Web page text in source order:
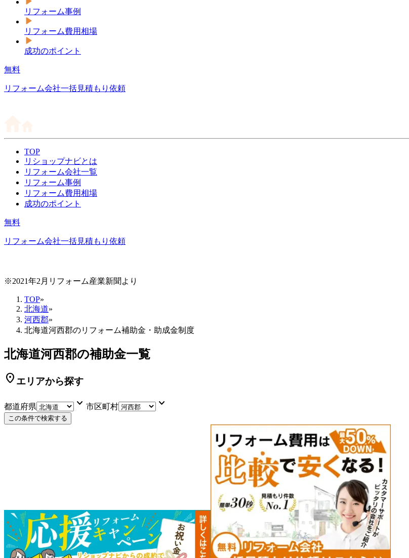
リフォーム事例
リフォーム費用相場
成功のポイント
無料
リフォーム会社一括見積もり依頼
TOP
リショップナビとは
リフォーム会社一覧
リフォーム事例
リフォーム費用相場
成功のポイント
無料
リフォーム会社一括見積もり依頼
※2021年2月リフォーム産業新聞より
TOP»
北海道»
河西郡»
北海道河西郡のリフォーム補助金・助成金制度
北海道河西郡の補助金一覧
location_on エリアから探す
都道府県 keyboard_arrow_down 市区町村 keyboard_arrow_down
この条件で検索する